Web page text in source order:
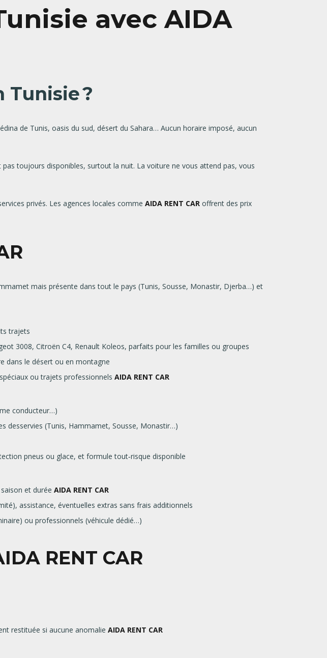
avecAIDA
?
de Tunis, oasis du sud, désert du Sahara… Aucun horaire imposé, aucun
toujours disponibles, surtout la nuit. La voiture ne vous attend pas, vous
privés. Les agences locales comme AIDA RENT CAR offrent des prix
mais présente dans tout le pays (Tunis, Sousse, Monastir, Djerba…) et
trajets
3008, Citroën C4, Renault Koleos, parfaits pour les familles ou groupes
dans le désert ou en montagne
ou trajets professionnels AIDA RENT CAR
conducteur…)
desservies (Tunis, Hammamet, Sousse, Monastir…)
pneus ou glace, et formule tout‑risque disponible
et durée AIDA RENT CAR
assistance, éventuelles extras sans frais additionnels
ou professionnels (véhicule dédié…)
RENT CAR
restituée si aucune anomalie AIDA RENT CAR